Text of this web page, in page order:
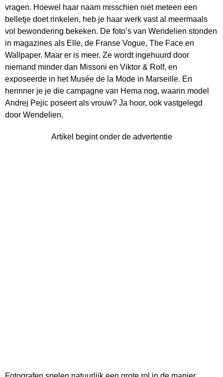
vragen. Hoewel haar naam misschien niet meteen een
belletje doet rinkelen, heb je haar werk vast al meermaals
vol bewondering bekeken. De foto’s van Wendelien stonden
in magazines als Elle, de Franse Vogue, The Face en
Wallpaper. Maar er is meer. Ze wordt ingehuurd door
niemand minder dan Missoni en Viktor & Rolf, en
exposeerde in het Musée de la Mode in Marseille. En
herinner je je die campagne van Hema nog, waarin model
Andrej Pejic poseert als vrouw? Ja hoor, ook vastgelegd
door Wendelien.
Artikel begint onder de advertentie